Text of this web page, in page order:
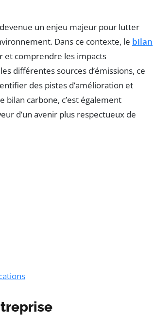
un enjeu majeur pour lutter
Dans ce contexte, le bilan
et comprendre les impacts
différentes sources d’émissions, ce
des pistes d’amélioration et
bilan carbone, c’est également
d’un avenir plus respectueux de